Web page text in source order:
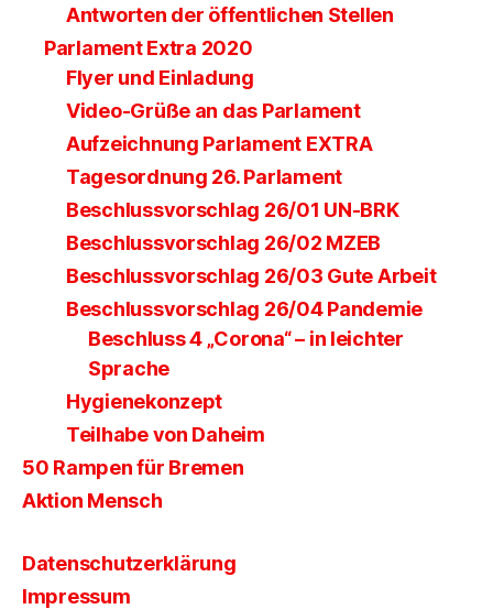
Antworten der öffentlichen Stellen
Parlament Extra 2020
Flyer und Einladung
Video-Grüße an das Parlament
Aufzeichnung Parlament EXTRA
Tagesordnung 26. Parlament
Beschlussvorschlag 26/01 UN-BRK
Beschlussvorschlag 26/02 MZEB
Beschlussvorschlag 26/03 Gute Arbeit
Beschlussvorschlag 26/04 Pandemie
Beschluss 4 „Corona“ – in leichter
Sprache
Hygienekonzept
Teilhabe von Daheim
50 Rampen für Bremen
Aktion Mensch
Datenschutzerklärung
Impressum